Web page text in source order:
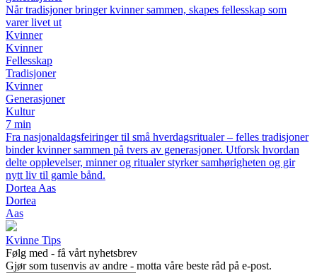
Når tradisjoner bringer kvinner sammen, skapes fellesskap som
varer livet ut
Kvinner
Kvinner
Fellesskap
Tradisjoner
Kvinner
Generasjoner
Kultur
7 min
Fra nasjonaldagsfeiringer til små hverdagsritualer – felles tradisjoner
binder kvinner sammen på tvers av generasjoner. Utforsk hvordan
delte opplevelser, minner og ritualer styrker samhørigheten og gir
nytt liv til gamle bånd.
Dortea Aas
Dortea
Aas
Kvinne Tips
Følg med - få vårt nyhetsbrev
Gjør som tusenvis av andre - motta våre beste råd på e-post.